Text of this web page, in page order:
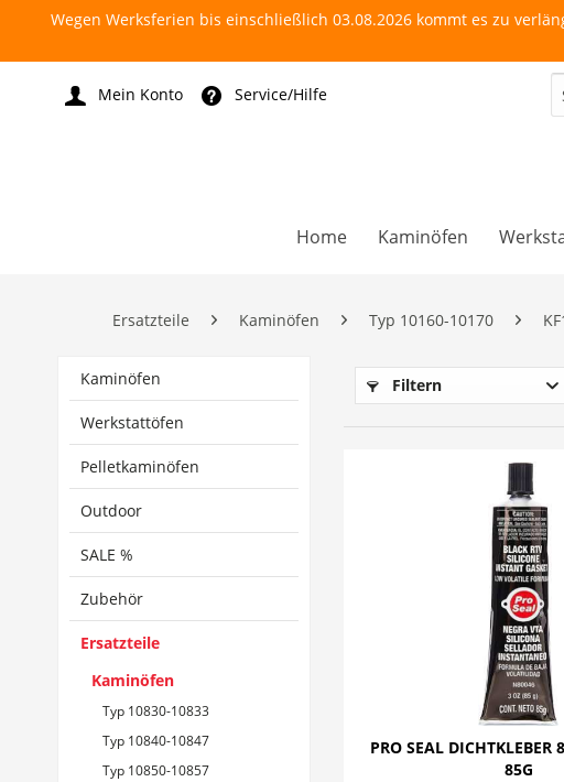
Wegen Werksferien bis einschließlich 03.08.2026 kommt es zu
Mein Konto Service/Hilfe
Home Kaminöfen
Ersatzteile Kaminöfen Typ 10160-10170
Kaminöfen
Werkstattöfen
Pelletkaminöfen
Outdoor
SALE %
Zubehör
Ersatzteile
Kaminöfen
Typ 10830-10833
Typ 10840-10847
Typ 10850-10857
Filtern
PRO SEAL DICHTKLEBER
85G